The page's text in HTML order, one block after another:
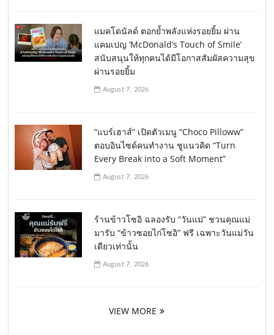
แมคโดนัลด์ ตอกย้ำพลังแห่งรอยยิ้ม ผ่าน
แคมเปญ ‘McDonald’s Touch of Smile’
สนับสนุนให้ทุกคนได้มีโอกาสสัมผัสความสุข
ผ่านรอยยิ้ม
August 7, 2026
“แบร์เฮาส์” เปิดตัวเมนู “Choco Pilloww”
ตอบอินไซด์คนทำงาน ชูแนวคิด “Turn
Every Break into a Soft Moment”
August 7, 2026
ร้านข้าวโซอิ ฉลองรับ “วันแม่” ชวนคุณแม่
มารับ “ข้าวซอยไก่โซอิ” ฟรี เฉพาะวันแม่วัน
เดียวเท่านั้น
August 7, 2026
VIEW MORE